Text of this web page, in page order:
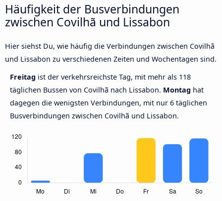
Häufigkeit der Busverbindungen
zwischen Covilhã und Lissabon
Hier siehst Du, wie häufig die Verbindungen zwischen Covilhã
und Lissabon zu verschiedenen Zeiten und Wochentagen sind.
Freitag ist der verkehrsreichste Tag, mit mehr als 118
täglichen Bussen von Covilhã nach Lissabon. Montag hat
dagegen die wenigsten Verbindungen, mit nur 6 täglichen
Busverbindungen zwischen Covilhã und Lissabon.